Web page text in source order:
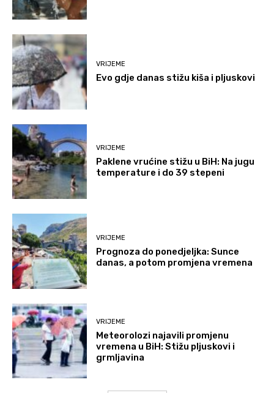
VRIJEME
Evo gdje danas stižu kiša i pljuskovi
VRIJEME
Paklene vrućine stižu u BiH: Na jugu
temperature i do 39 stepeni
VRIJEME
Prognoza do ponedjeljka: Sunce
danas, a potom promjena vremena
VRIJEME
Meteorolozi najavili promjenu
vremena u BiH: Stižu pljuskovi i
grmljavina